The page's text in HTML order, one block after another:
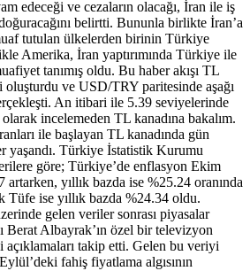
edeceği ve cezaların olacağı, İran ile iş
belirtti. Bununla birlikte İran’a
tutulan ülkelerden birinin Türkiye
Amerika, İran yaptırımında Türkiye ile
tanımış oldu. Bu haber akışı TL
ve USD/TRY paritesinde aşağı
An itibari ile 5.39 seviyelerinde
incelemeden TL kanadına bakalım.
ile başlayan TL kanadında gün
yaşandı. Türkiye İstatistik Kurumu
göre; Türkiye’de enflasyon Ekim
artarken, yıllık bazda ise %25.24 oranında
Tüfe ise yıllık bazda %24.34 oldu.
gelen veriler sonrası piyasalar
Berat Albayrak’ın özel bir televizyon
açıklamaları takip etti. Gelen bu veriyi
fahiş fiyatlama algısının